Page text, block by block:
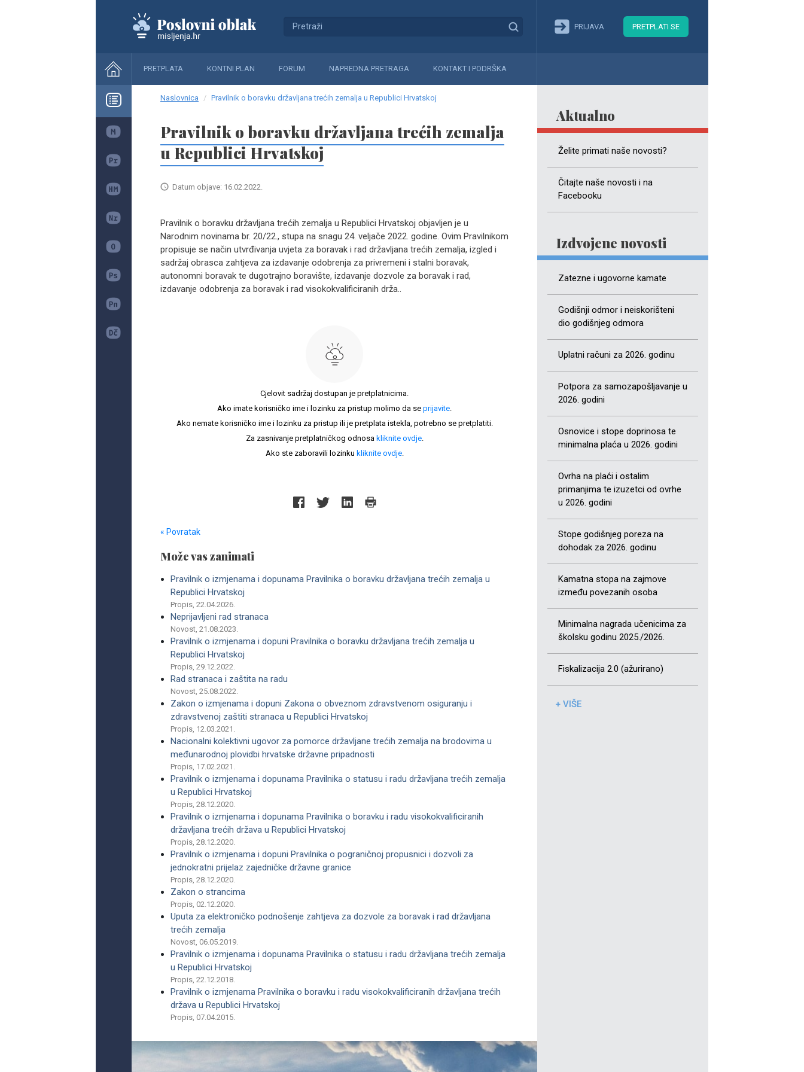
PRIJAVA PRETPLATI SE
PRETPLATA KONTNI PLAN FORUM NAPREDNA PRETRAGA KONTAKT I PODRŠKA
Aktualno
Želite primati naše novosti?
Čitajte naše novosti i na
Facebooku
Izdvojene novosti
Zatezne i ugovorne kamate
Godišnji odmor i neiskorišteni
dio godišnjeg odmora
Uplatni računi za 2026. godinu
Potpora za samozapošljavanje u
2026. godini
Osnovice i stope doprinosa te
minimalna plaća u 2026. godini
Ovrha na plaći i ostalim
primanjima te izuzetci od ovrhe
u 2026. godini
Stope godišnjeg poreza na
dohodak za 2026. godinu
Kamatna stopa na zajmove
između povezanih osoba
Minimalna nagrada učenicima za
školsku godinu 2025./2026.
Fiskalizacija 2.0 (ažurirano)
+ VIŠE
Naslovnica Pravilnik o boravku državljana trećih zemalja u Republici Hrvatskoj
Pravilnik o boravku državljana trećih zemalja
u Republici Hrvatskoj
Datum objave: 16.02.2022.
Pravilnik o boravku državljana trećih zemalja u Republici Hrvatskoj objavljen je u
Narodnim novinama br. 20/22., stupa na snagu 24. veljače 2022. godine. Ovim Pravilnikom
propisuje se način utvrđivanja uvjeta za boravak i rad državljana trećih zemalja, izgled i
sadržaj obrasca zahtjeva za izdavanje odobrenja za privremeni i stalni boravak,
autonomni boravak te dugotrajno boravište, izdavanje dozvole za boravak i rad,
izdavanje odobrenja za boravak i rad visokokvalificiranih drža..
Cjelovit sadržaj dostupan je pretplatnicima.
Ako imate korisničko ime i lozinku za pristup molimo da se prijavite.
Ako nemate korisničko ime i lozinku za pristup ili je pretplata istekla, potrebno se pretplatiti.
Za zasnivanje pretplatničkog odnosa kliknite ovdje.
Ako ste zaboravili lozinku kliknite ovdje.
« Povratak
Može vas zanimati
Pravilnik o izmjenama i dopunama Pravilnika o boravku državljana trećih zemalja u
Republici Hrvatskoj
Propis, 22.04.2026.
Neprijavljeni rad stranaca
Novost, 21.08.2023.
Pravilnik o izmjenama i dopuni Pravilnika o boravku državljana trećih zemalja u
Republici Hrvatskoj
Propis, 29.12.2022.
Rad stranaca i zaštita na radu
Novost, 25.08.2022.
Zakon o izmjenama i dopuni Zakona o obveznom zdravstvenom osiguranju i
zdravstvenoj zaštiti stranaca u Republici Hrvatskoj
Propis, 12.03.2021.
Nacionalni kolektivni ugovor za pomorce državljane trećih zemalja na brodovima u
međunarodnoj plovidbi hrvatske državne pripadnosti
Propis, 17.02.2021.
Pravilnik o izmjenama i dopunama Pravilnika o statusu i radu državljana trećih zemalja
u Republici Hrvatskoj
Propis, 28.12.2020.
Pravilnik o izmjenama i dopunama Pravilnika o boravku i radu visokokvalificiranih
državljana trećih država u Republici Hrvatskoj
Propis, 28.12.2020.
Pravilnik o izmjenama i dopuni Pravilnika o pograničnoj propusnici i dozvoli za
jednokratni prijelaz zajedničke državne granice
Propis, 28.12.2020.
Zakon o strancima
Propis, 02.12.2020.
Uputa za elektroničko podnošenje zahtjeva za dozvole za boravak i rad državljana
trećih zemalja
Novost, 06.05.2019.
Pravilnik o izmjenama i dopunama Pravilnika o statusu i radu državljana trećih zemalja
u Republici Hrvatskoj
Propis, 22.12.2018.
Pravilnik o izmjenama Pravilnika o boravku i radu visokokvalificiranih državljana trećih
država u Republici Hrvatskoj
Propis, 07.04.2015.